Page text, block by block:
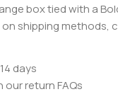
box tied with a
shipping methods,
days
return FAQs